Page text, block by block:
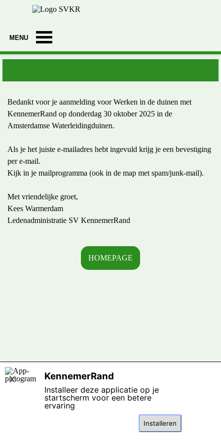
Ga naar de inhoud
Bedankt voor je aanmelding voor Werken in de duinen met
KennemerRand op donderdag 30 oktober 2025 in de
Amsterdamse Waterleidingduinen.
Als je het juiste e-mailadres hebt ingevuld krijg je een bevestiging
per e-mail.
Kijk in je mailprogramma (ook in de map met spam/junk-mail).
Met vriendelijke groet,
Kees Warmerdam
Ledenadministratie SV KennemerRand
HOMEPAGE
KennemerRand
Installeer deze applicatie op je
startscherm voor een betere
ervaring
Installeren
X